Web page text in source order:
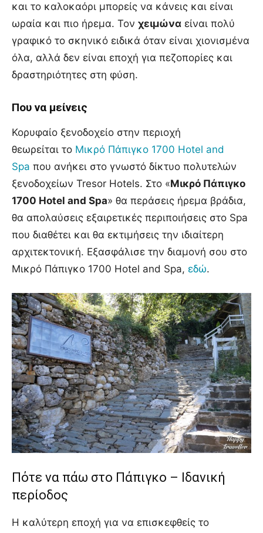
και το καλοκαόρι μπορείς να κάνεις και είναι
ωραία και πιο ήρεμα. Τον χειμώνα είναι πολύ
γραφικό το σκηνικό ειδικά όταν είναι χιονισμένα
όλα, αλλά δεν είναι εποχή για πεζοπορίες και
δραστηριότητες στη φύση.
Που να μείνεις
Κορυφαίο ξενοδοχείο στην περιοχή
θεωρείται το Μικρό Πάπιγκο 1700 Hotel and
Spa που ανήκει στο γνωστό δίκτυο πολυτελών
ξενοδοχείων Tresor Hotels. Στο «Μικρό Πάπιγκο
1700 Hotel and Spa» θα περάσεις ήρεμα βράδια,
θα απολαύσεις εξαιρετικές περιποιήσεις στο Spa
που διαθέτει και θα εκτιμήσεις την ιδιαίτερη
αρχιτεκτονική. Εξασφάλισε την διαμονή σου στο
Μικρό Πάπιγκο 1700 Hotel and Spa, εδώ.
Πότε να πάω στο Πάπιγκο – Ιδανική
περίοδος
Η καλύτερη εποχή για να επισκεφθείς το